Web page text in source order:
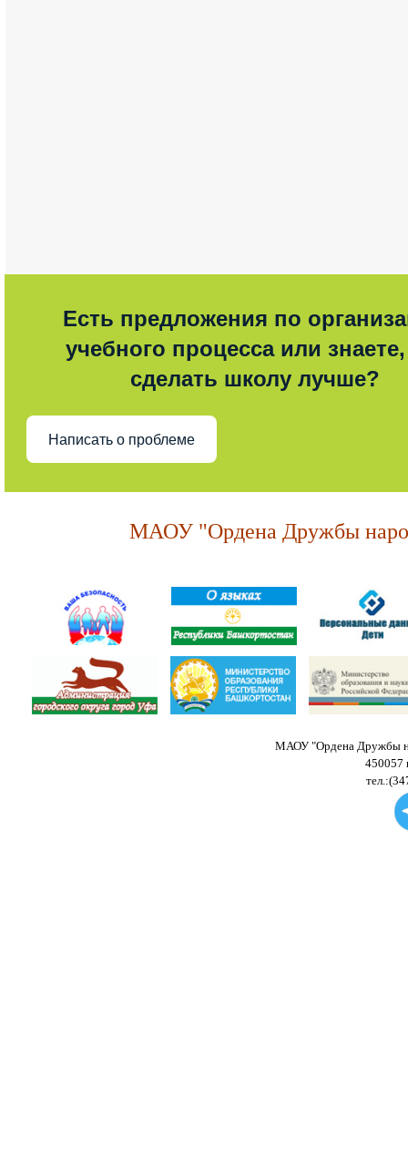
Есть предложения по
учебного процесса или знаете,
сделать школу лучше?
Написать о проблеме
МАОУ "Ордена Дружбы
МАОУ "Ордена Дружбы
450057